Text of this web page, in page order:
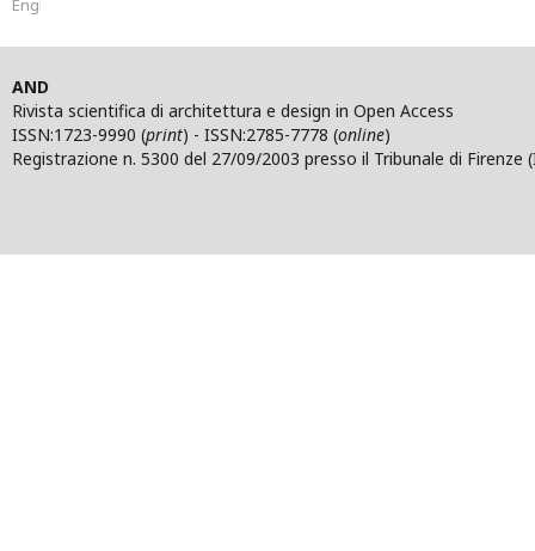
English
AND
Rivista scientifica di architettura e design in Open Access
ISSN:1723-9990 (print) - ISSN:2785-7778 (online)
Registrazione n. 5300 del 27/09/2003 presso il Tribunale di Firenze